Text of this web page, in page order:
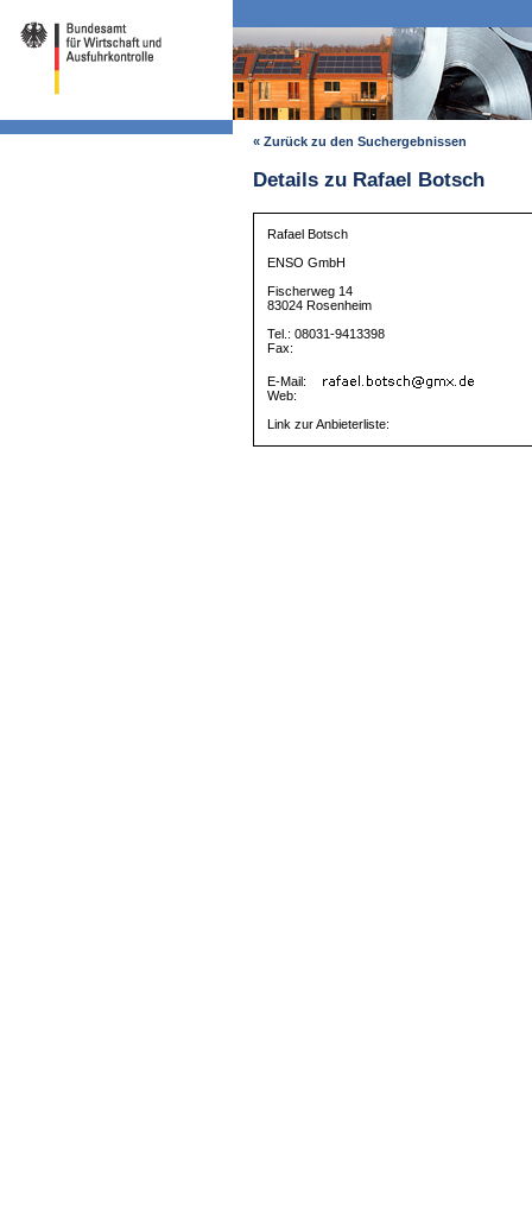
« Zurück zu den Suchergebnissen
Details zu Rafael Botsch
Rafael Botsch
ENSO GmbH
Fischerweg 14
83024 Rosenheim
Tel.: 08031-9413398
Fax:
E-Mail:
Web:
Link zur Anbieterliste: